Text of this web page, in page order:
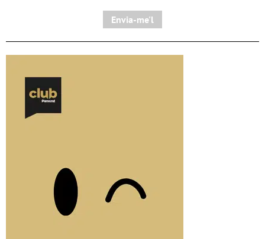
Envia-me'l